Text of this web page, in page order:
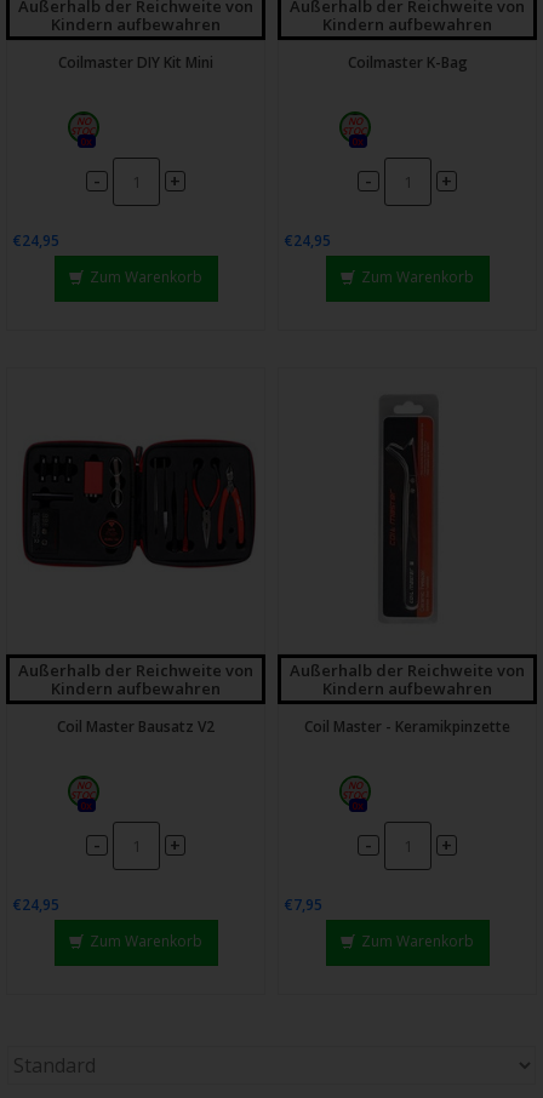
Außerhalb der Reichweite von
Kindern aufbewahren
Coilmaster DIY Kit Mini
0x
- +
€24,95
Zum Warenkorb
Außerhalb der Reichweite von
Kindern aufbewahren
Coilmaster K-Bag
0x
- +
€24,95
Zum Warenkorb
Außerhalb der Reichweite von
Kindern aufbewahren
Coil Master Bausatz V2
0x
- +
€24,95
Zum Warenkorb
Außerhalb der Reichweite von
Kindern aufbewahren
Coil Master - Keramikpinzette
0x
- +
€7,95
Zum Warenkorb